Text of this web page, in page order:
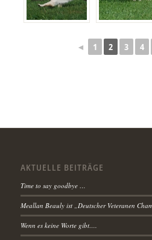
◄ 1 2 3 4
AKTUELLE BEITRÄGE
Time to say goodbye …
Meallan Beauly ist „Deutscher Veteranen
Wenn es keine Worte gibt….